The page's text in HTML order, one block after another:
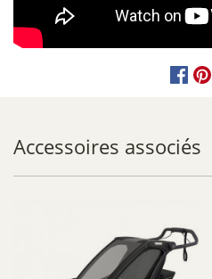
Accessoires associés